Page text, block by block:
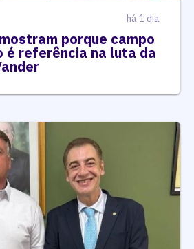
há 1 dia
porque campo
é referência na luta da